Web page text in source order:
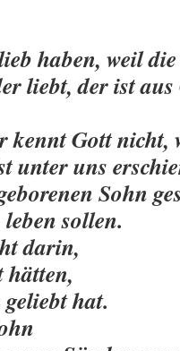
haben, weil
liebt, der ist
kennt Gott nicht,
unter uns
Sohn
sollen.
darin,
hätten,
hat.